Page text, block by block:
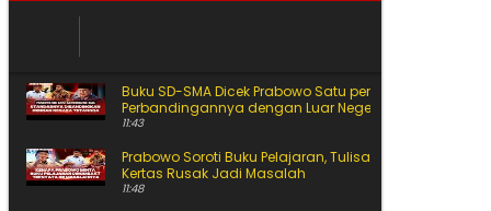
Buku SD-SMA Dicek Prabowo Satu per Satu, Begini
Perbandingannya dengan Luar Negeri
11:43
Prabowo Soroti Buku Pelajaran, Tulisan Kecil hingga
Kertas Rusak Jadi Masalah
11:48